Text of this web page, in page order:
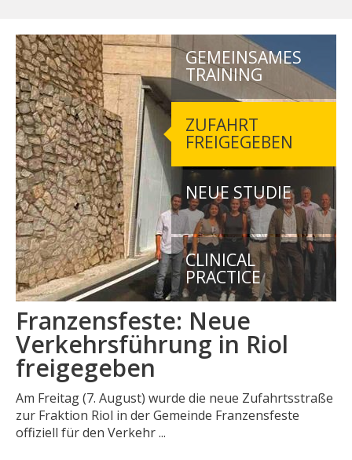
GEMEINSAMES
TRAINING
ZUFAHRT
FREIGEGEBEN
NEUE STUDIE
CLINICAL
PRACTICE
Franzensfeste: Neue
Verkehrsführung in Riol
freigegeben
Am Freitag (7. August) wurde die neue Zufahrtsstraße
zur Fraktion Riol in der Gemeinde Franzensfeste
offiziell für den Verkehr ...